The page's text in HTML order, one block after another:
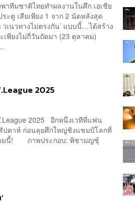
าทีมชาติไทยทำผลงานในศึก เอเชีย
ะตู เสียเพียง 1 จาก 2 นัดหลังสุด
แนวทางไม่ตรงกัน’ แบบนี้…ได้สร้าง
พียงไม่กี่วันถัดมา (23 ตุลาคม)
2025
2025 อีกหนึ่งเวทีที่แฟน
ปดาห์ ก่อนลุยศึกใหญ่ชิงแชมป์โลกที่
าคมนี้! ภาพประกอบ: พิชามญชุ์